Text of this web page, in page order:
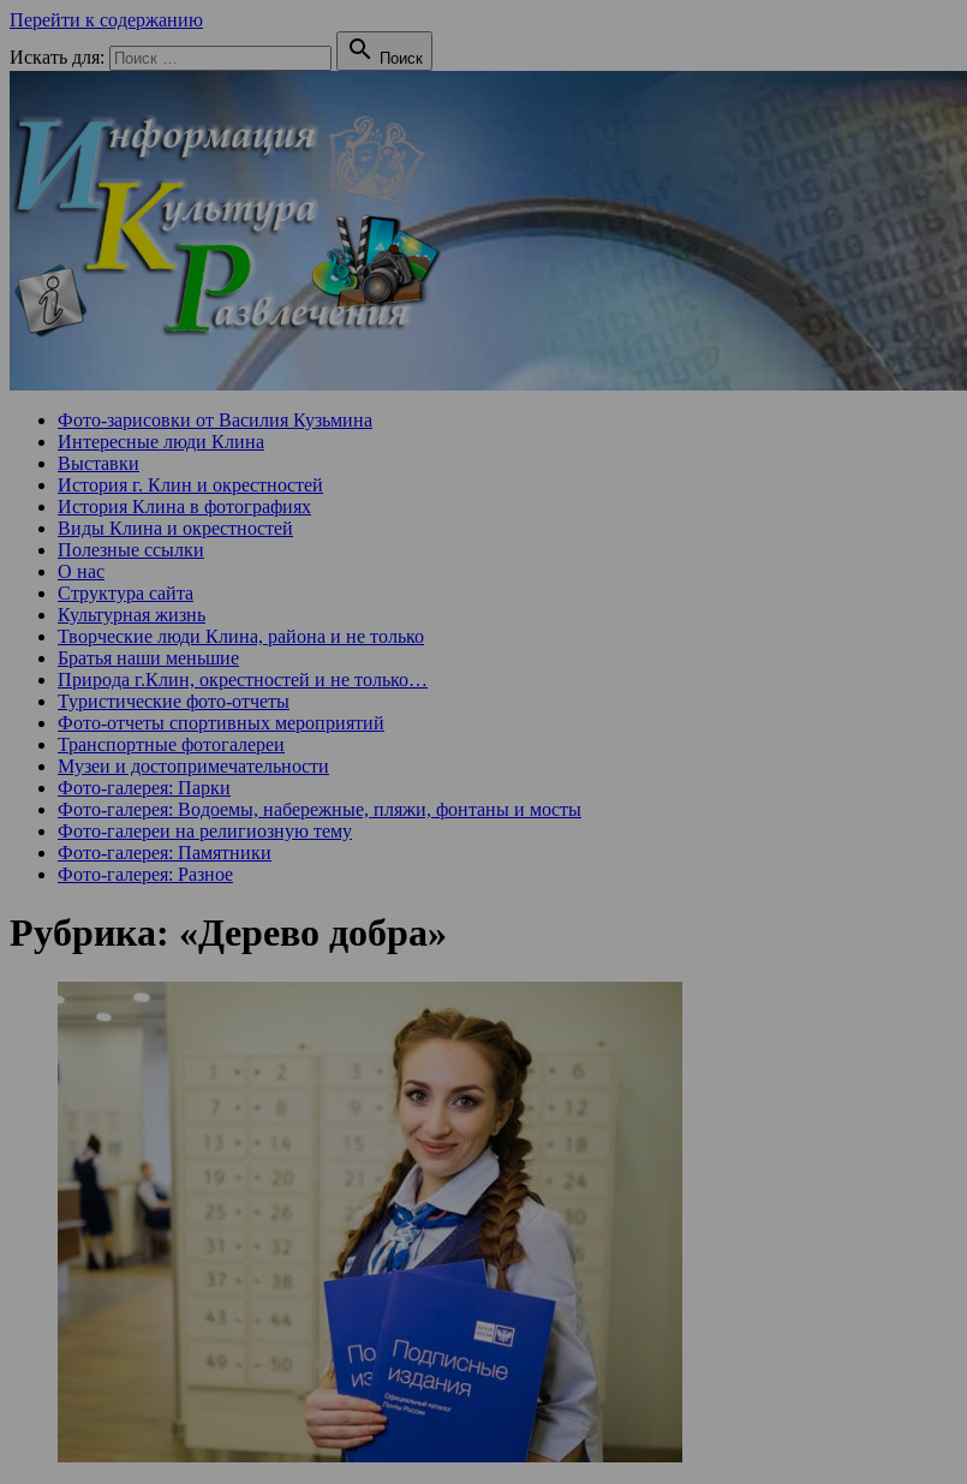
Перейти к содержанию
Искать для:
 Поиск
Фото-зарисовки от Василия Кузьмина
Интересные люди Клина
Выставки
История г. Клин и окрестностей
История Клина в фотографиях
Виды Клина и окрестностей
Полезные ссылки
О нас
Структура сайта
Культурная жизнь
Творческие люди Клина, района и не только
Братья наши меньшие
Природа г.Клин, окрестностей и не только…
Туристические фото-отчеты
Фото-отчеты спортивных мероприятий
Транспортные фотогалереи
Музеи и достопримечательности
Фото-галерея: Парки
Фото-галерея: Водоемы, набережные, пляжи, фонтаны и мосты
Фото-галереи на религиозную тему
Фото-галерея: Памятники
Фото-галерея: Разное
Рубрика: «Дерево добра»